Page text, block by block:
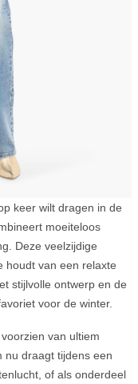
keer wilt dragen in de
moeiteloos
Deze veelzijdige
houdt van een relaxte
stijlvolle ontwerp en de
voor de winter.
van ultiem
nu draagt tijdens een
of als onderdeel